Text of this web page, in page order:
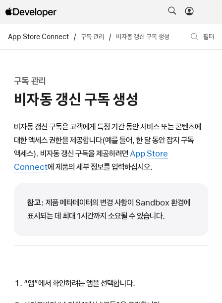
App Store Connect / 구독 관리 / 비자동 갱신 구독 생성 필터
구독 관리
비자동 갱신 구독 생성
비자동 갱신 구독은 고객에게 특정 기간 동안 서비스 또는 콘텐츠에
대한 액세스 권한을 제공합니다(예를 들어, 한 달 동안 잡지 구독
액세스). 비자동 갱신 구독을 제공하려면 App Store
Connect에 제품의 세부 정보를 입력하십시오.
참고: 제품 메타데이터의 변경 사항이 Sandbox 환경에
표시되는 데 최대 1시간까지 소요될 수 있습니다.
“앱”에서 확인하려는 앱을 선택합니다.